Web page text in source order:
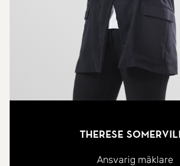
Therese
Ansvarig mäklare